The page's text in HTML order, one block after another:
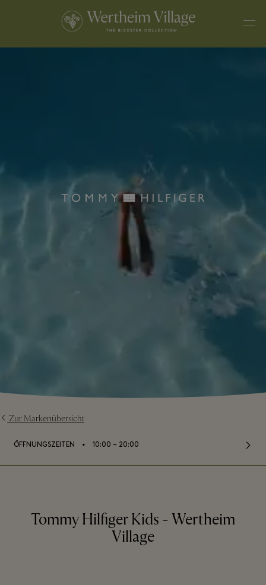
Zur Markenübersicht
ÖFFNUNGSZEITEN ⬩ 10:00 – 20:00
Tommy Hilfiger Kids - Wertheim
Village